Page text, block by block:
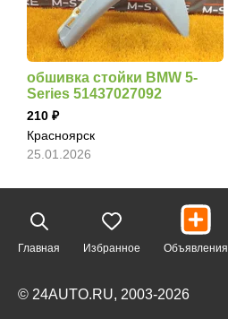
обшивка стойки BMW 5-
Series 51437027092
210
Красноярск
25.01.2026
Главная Избранное Объявления
© 24AUTO.RU, 2003-2026